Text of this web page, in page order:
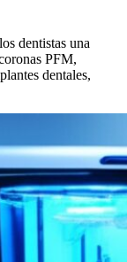
dentistas una
PFM,
dentales,